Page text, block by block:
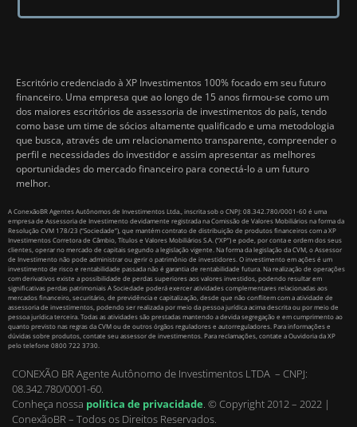
Escritório credenciado à XP Investimentos 100% focado em seu futuro
financeiro. Uma empresa que ao longo de 15 anos firmou-se como um
dos maiores escritórios de assessoria de investimentos do país, tendo
como base um time de sócios altamente qualificado e uma metodologia
que busca, através de um relacionamento transparente, compreender o
perfil e necessidades do investidor e assim apresentar as melhores
oportunidades do mercado financeiro para conectá-lo a um futuro
melhor.
A ConexãoBR Agentes Autônomos de Investimentos Ltda., inscrita sob o CNPJ: 08.342.780/0001-60 é uma
empresa de Assessoria de Investimento devidamente registrada na Comissão de Valores Mobiliários na forma da
Resolução CVM 178/23 (“Sociedade”), que mantém contrato de distribuição de produtos financeiros com a XP
Investimentos Corretora de Câmbio, Títulos e Valores Mobiliários S.A. (“XP”) e pode, por conta e ordem dos seus
clientes, operar no mercado de capitais segundo a legislação vigente. Na forma da legislação da CVM, o Assessor
de Investimento não pode administrar ou gerir o patrimônio de investidores. O investimento em ações é um
investimento de risco e rentabilidade passada não é garantia de rentabilidade futura. Na realização de operações
com derivativos existe a possibilidade de perdas superiores aos valores investidos, podendo resultar em
significativas perdas patrimoniais A Sociedade poderá exercer atividades complementares relacionadas aos
mercados financeiro, securitário, de previdência e capitalização, desde que não conflitem com a atividade de
assessoria de investimentos, podendo ser realizada por meio da pessoa jurídica acima descrita ou por meio de
pessoa jurídica terceira. Todas as atividades são prestadas mantendo a devida segregação e em cumprimento ao
quanto previsto nas regras da CVM ou de outros órgãos reguladores e autorreguladores. Para informações e
dúvidas sobre produtos, contate seu assessor de investimentos. Para reclamações, contate a Ouvidoria da XP
pelo telefone 0800 722 3730.
CONEXÃO BR Agente Autônomo de Investimentos LTDA – CNPJ:
08.342.780/0001-60.
Conheça nossa política de privacidade. © Copyright 2012 – 2022 |
ConexãoBR – Todos os Direitos Reservados.